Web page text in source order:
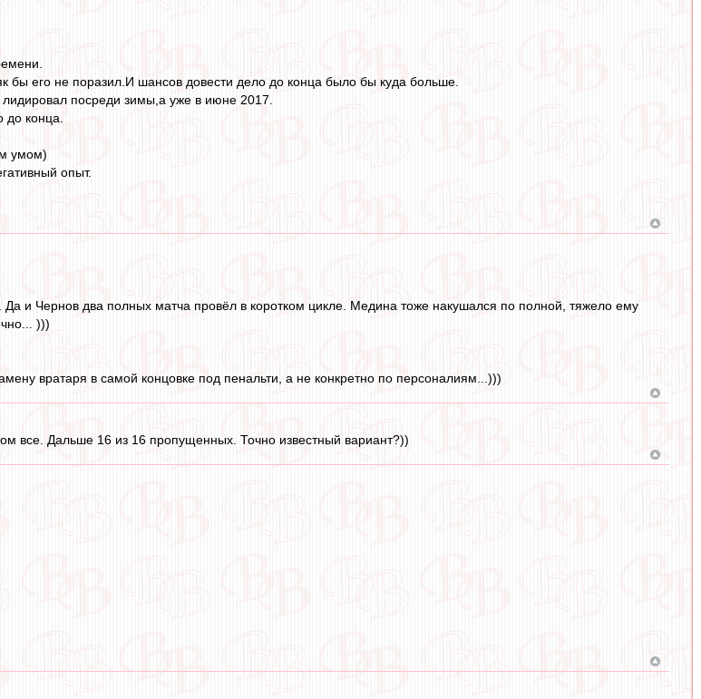
бы его не поразил.И шансов довести дело до конца было бы куда больше.
посреди зимы,а уже в июне 2017.
конца.
умом)
опыт.
и Чернов два полных матча провёл в коротком цикле. Медина тоже накушался по полной, тяжело ему
)))
вратаря в самой концовке под пенальти, а не конкретно по персоналиям...)))
все. Дальше 16 из 16 пропущенных. Точно известный вариант?))